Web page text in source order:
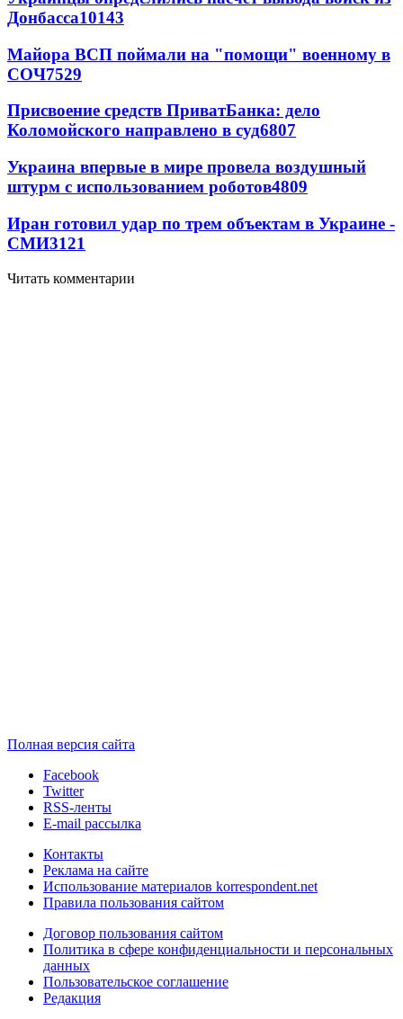
Донбасса10143
Майора ВСП поймали на "помощи" военному в
СОЧ7529
Присвоение средств ПриватБанка: дело
Коломойского направлено в суд6807
Украина впервые в мире провела воздушный
штурм с использованием роботов4809
Иран готовил удар по трем объектам в Украине -
СМИ3121
Читать комментарии
Полная версия сайта
Facebook
Twitter
RSS-ленты
E-mail рассылка
Контакты
Реклама на сайте
Использование материалов korrespondent.net
Правила пользования сайтом
Договор пользования сайтом
Политика в сфере конфиденциальности и персональных
данных
Пользовательское соглашение
Редакция